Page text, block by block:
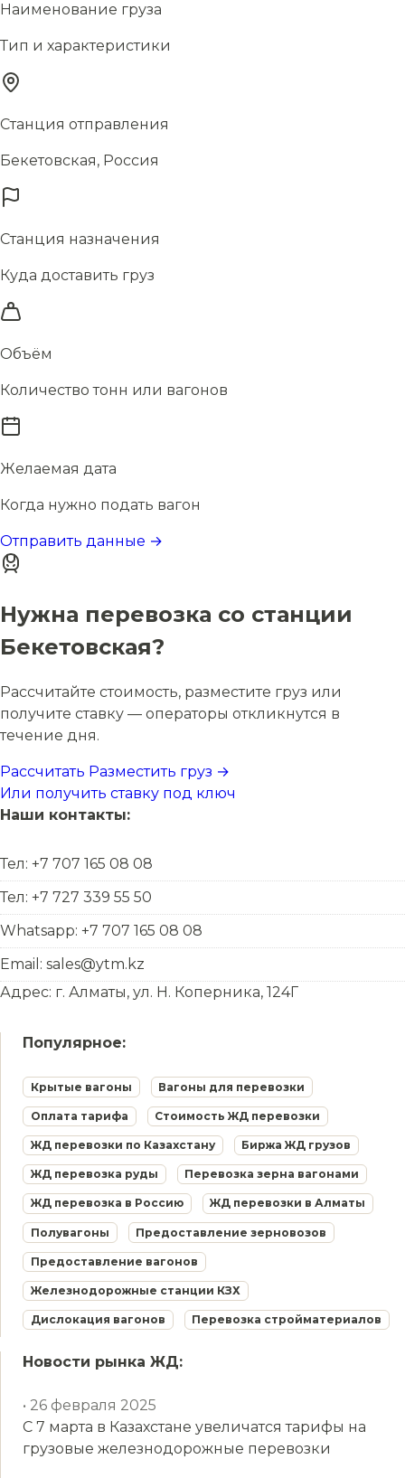
Наименование груза
Тип и характеристики
Станция отправления
Бекетовская, Россия
Станция назначения
Куда доставить груз
Объём
Количество тонн или вагонов
Желаемая дата
Когда нужно подать вагон
Отправить данные →
Нужна перевозка со станции
Бекетовская?
Рассчитайте стоимость, разместите груз или
получите ставку — операторы откликнутся в
течение дня.
Рассчитать Разместить груз →
Или получить ставку под ключ
Наши контакты:
Тел: +7 707 165 08 08
Тел: +7 727 339 55 50
Whatsapp: +7 707 165 08 08
Email: sales@ytm.kz
Адрес: г. Алматы, ул. Н. Коперника, 124Г
Популярное:
Крытые вагоны Вагоны для перевозки
Оплата тарифа Стоимость ЖД перевозки
ЖД перевозки по Казахстану Биржа ЖД грузов
ЖД перевозка руды Перевозка зерна вагонами
ЖД перевозка в Россию ЖД перевозки в Алматы
Полувагоны Предоставление зерновозов
Предоставление вагонов
Железнодорожные станции КЗХ
Дислокация вагонов Перевозка стройматериалов
Новости рынка ЖД:
• 26 февраля 2025
С 7 марта в Казахстане увеличатся тарифы на
грузовые железнодорожные перевозки